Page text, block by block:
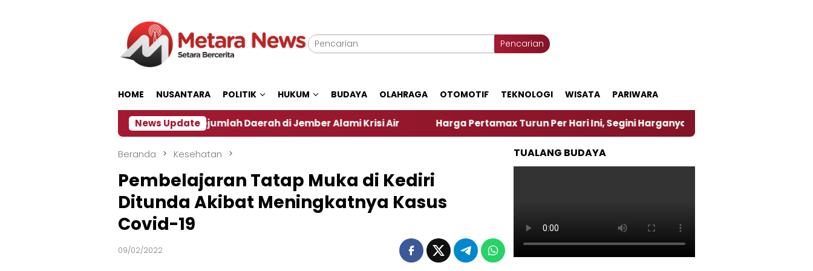
Pencarian
HOME NUSANTARA POLITIK HUKUM BUDAYA OLAHRAGA OTOMOTIF TEKNOLOGI WISATA PARIWARA
News Update
Dampak El Nino, Sejumlah Daerah di Jember Alami Krisi Air Harga Pertamax Turun Per Hari Ini, Segini Harganya ‎Nasirun Maestro Lukis Pemadu
Beranda Kesehatan
Pembelajaran Tatap Muka di Kediri
Ditunda Akibat Meningkatnya Kasus
Covid-19
09/02/2022
TUALANG BUDAYA